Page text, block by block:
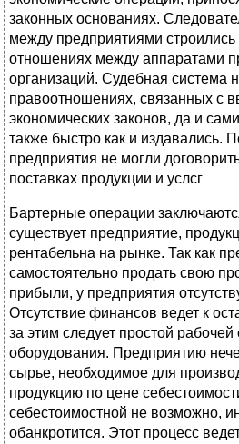
законных основаниях.
между предприятиями строились
отношениях между аппаратами
организаций. Судебная система
правоотношениях, связанных с
экономических законов, да и
также быстро как и издавались.
предприятия не могли
поставках продукции и услсг
Бартерные операции
существует предприятие,
рентабельна на рынке. Так как
самостоятельно продать свою
прибыли, у предприятия
Отсутствие финансов ведет к
за этим следует простой рабочей
оборудования. Предприятию
сырье, необходимое для
продукцию по цене
себестоимостной не возможно,
обанкротится. Этот процесс